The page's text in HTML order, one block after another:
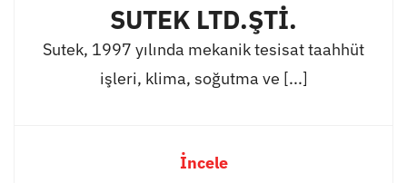
SUTEK LTD.ŞTİ.
Sutek, 1997 yılında mekanik tesisat taahhüt
işleri, klima, soğutma ve [...]
İncele